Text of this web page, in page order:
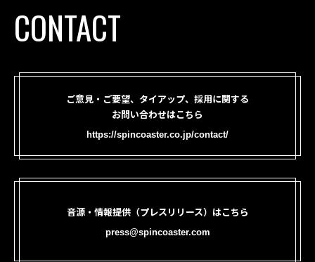
CONTACT
ご意見・ご要望、タイアップ、採用に関する
お問い合わせはこちら
https://spincoaster.co.jp/contact/
音源・情報提供（プレスリリース）はこちら
press@spincoaster.com